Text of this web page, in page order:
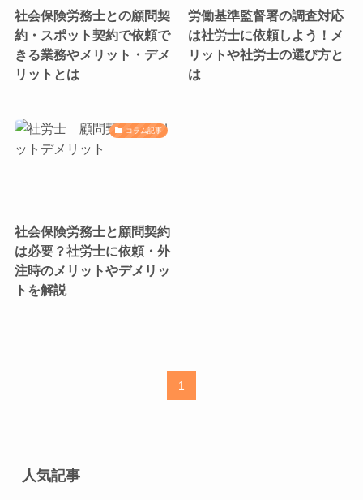
社会保険労務士との顧問契
約・スポット契約で依頼で
きる業務やメリット・デメ
リットとは
労働基準監督署の調査対応
は社労士に依頼しよう！メ
リットや社労士の選び方と
は
コラム記事
社会保険労務士と顧問契約
は必要？社労士に依頼・外
注時のメリットやデメリッ
トを解説
1
人気記事